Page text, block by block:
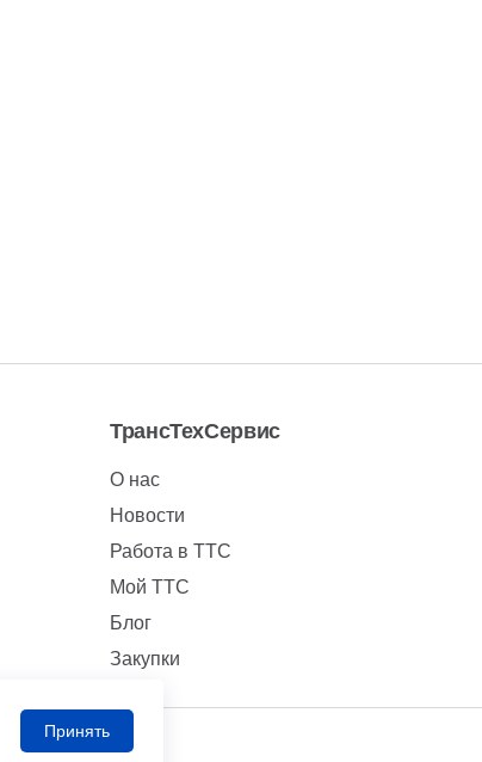
ТрансТехСервис
О нас
Новости
Работа в ТТС
Мой ТТС
Блог
Закупки
Принять